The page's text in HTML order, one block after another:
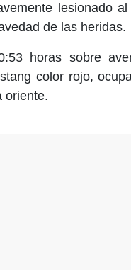
lesionado
de las heridas.
horas sobre
color rojo,
oriente.